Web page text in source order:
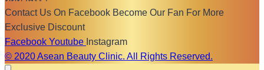
Contact Us On Facebook Become Our Fan For More
Exclusive Discount
Facebook Youtube Instagram
© 2020 Asean Beauty Clinic. All Rights Reserved.